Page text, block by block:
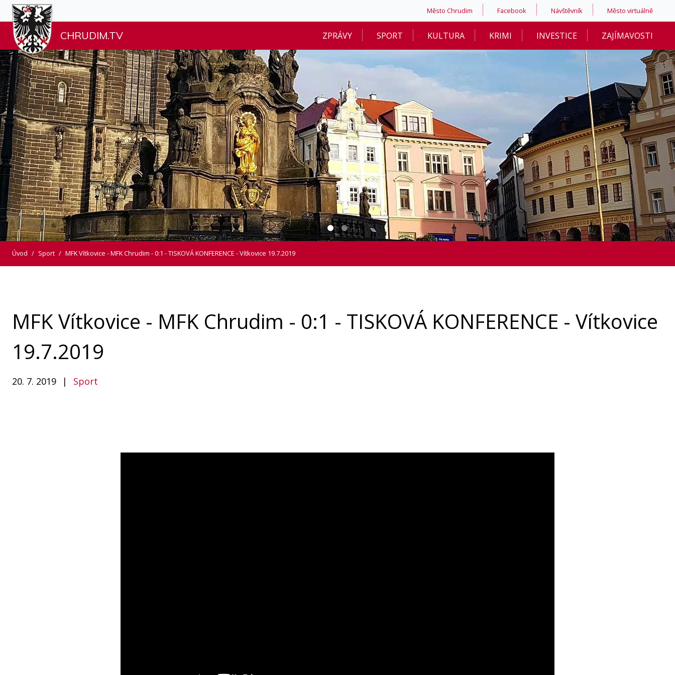
Město Chrudim Facebook Návštěvník Město virtuálně
CHRUDIM.TV ZPRÁVY SPORT KULTURA KRIMI INVESTICE ZAJÍMAVOSTI
Úvod / Sport / MFK Vítkovice - MFK Chrudim - 0:1 - TISKOVÁ KONFERENCE - Vítkovice 19.7.2019
MFK Vítkovice - MFK Chrudim - 0:1 - TISKOVÁ KONFERENCE - Vítkovice
19.7.2019
20. 7. 2019 | Sport